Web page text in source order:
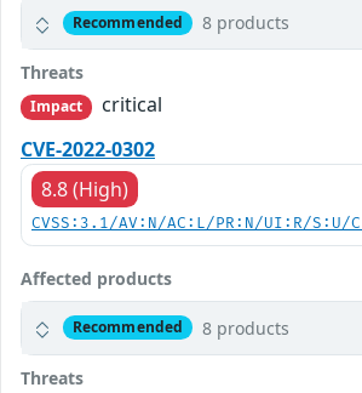
Recommended 8 products
Threats
Impact
critical
CVE-2022-0302
8.8 (High)
CVSS:3.1/AV:N/AC:L/PR:N/UI:R/S:U/
Affected products
Recommended 8 products
Threats